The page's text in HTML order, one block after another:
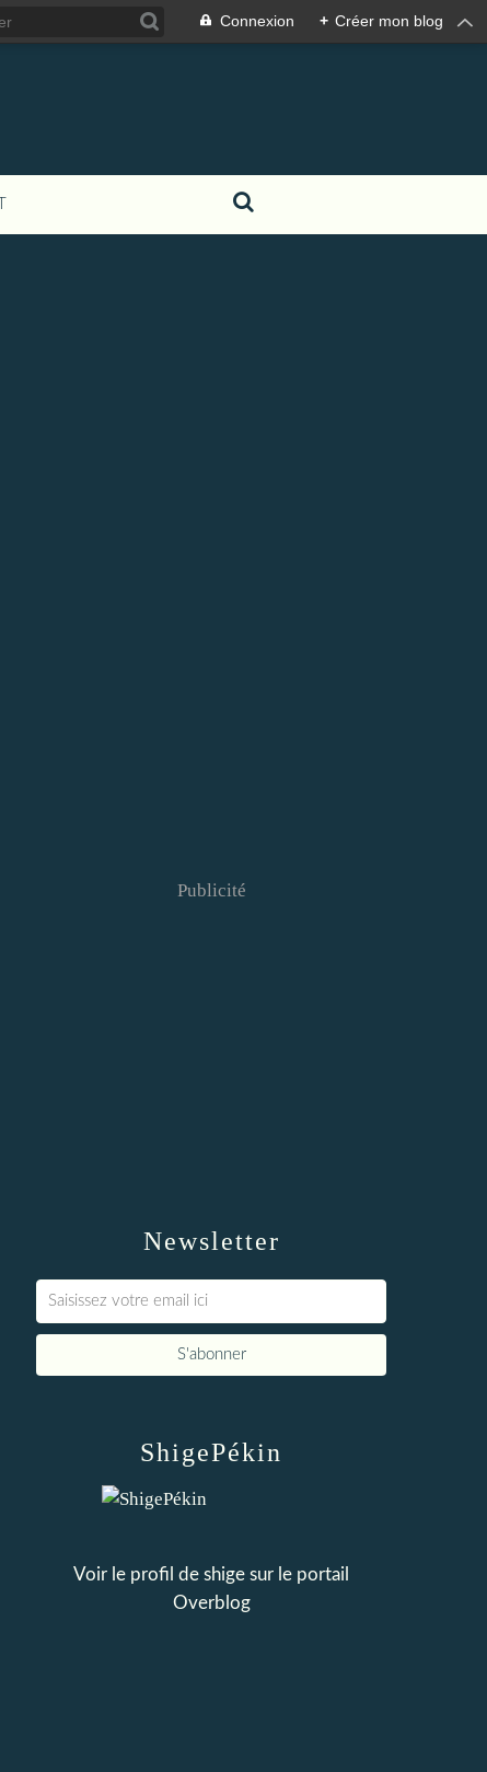
Connexion + Créer mon blog
Newsletter
Publicité
ShigePékin
Voir le profil de shige sur le portail
Overblog